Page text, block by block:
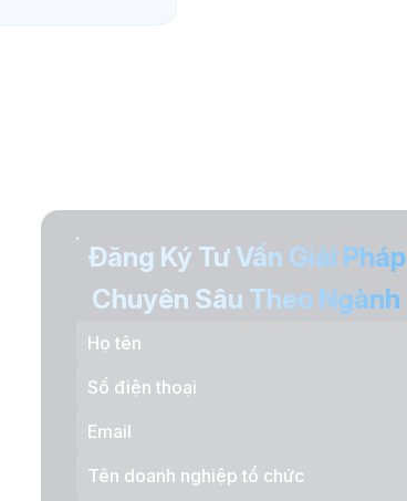
Đăng Ký Tư Vấn Giải Pháp
Chuyên Sâu Theo Ngành